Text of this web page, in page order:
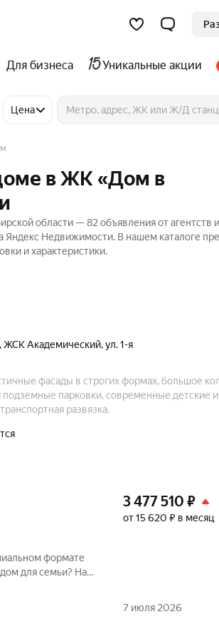
Для бизнеса Уникальные акции
Цена
в ЖК «Дом в
области — 82 объявления от агентств и
Яндекс Недвижимости. В нашем каталоге
и характеристики.
,ЖСК Академический,ул. 1-я
фасады в строгих формах, большое
парковки, современные детские
развязка.
с хорошей
3 477 510 ₽
от 15 620 ₽ в месяц
7 июля 2026